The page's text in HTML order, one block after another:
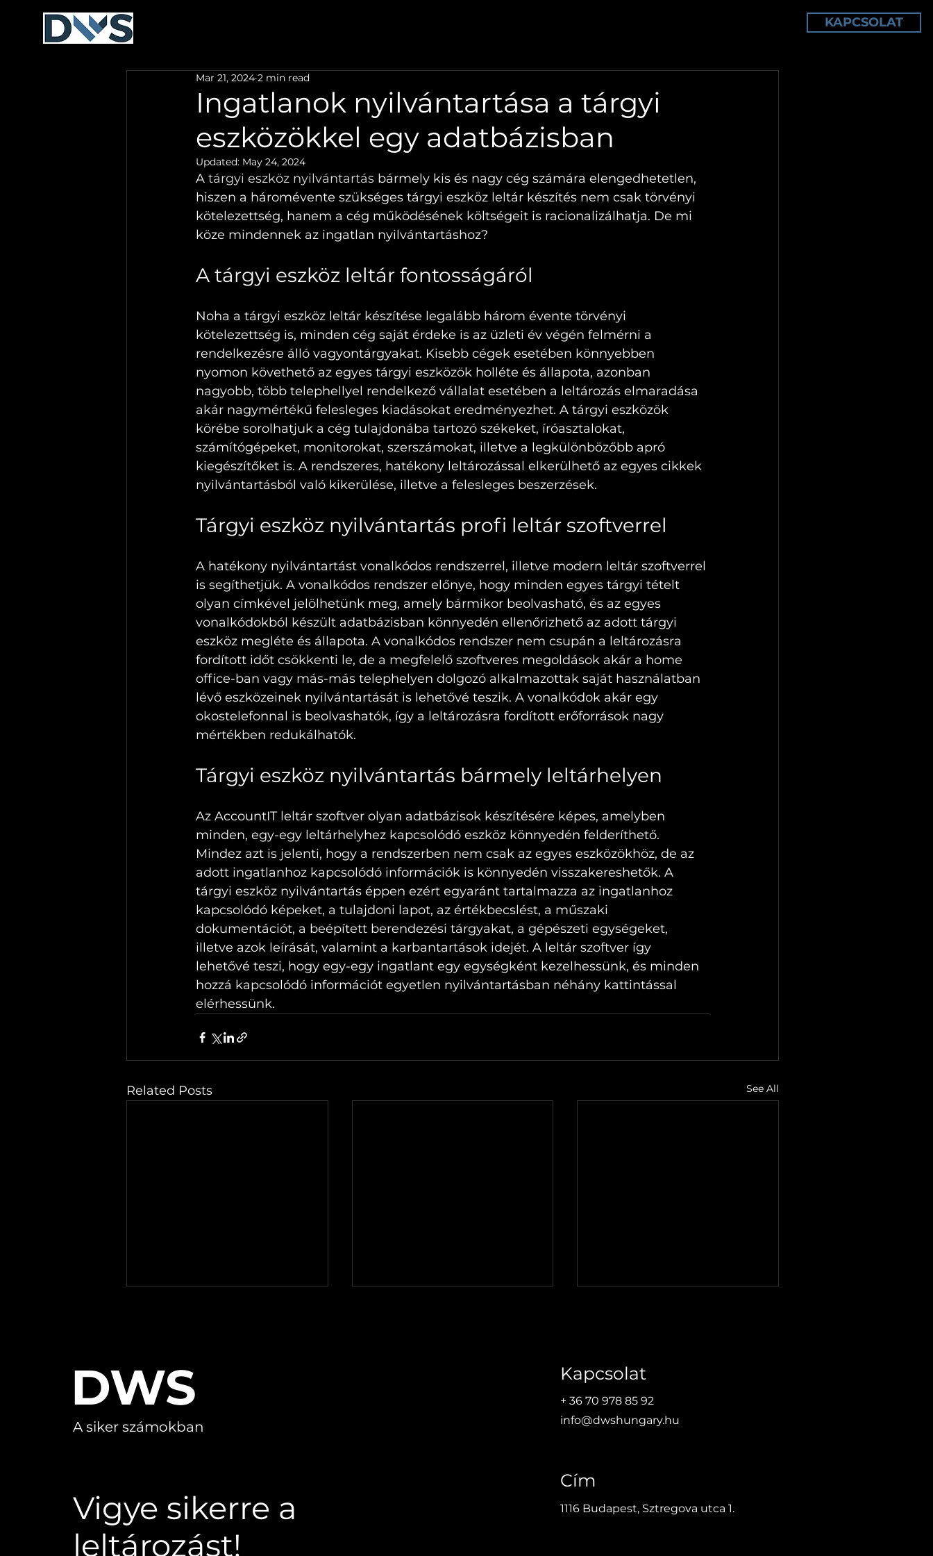
KAPCSOLAT
Ingatlanok nyilvántartása a tárgyi
eszközökkel egy adatbázisban
Mar 21, 2024 2 min read
Updated: May 24, 2024
A tárgyi eszköz nyilvántartás bármely kis és nagy cég számára elengedhetetlen,
hiszen a háromévente szükséges tárgyi eszköz leltár készítés nem csak törvényi
kötelezettség, hanem a cég működésének költségeit is racionalizálhatja. De mi
köze mindennek az ingatlan nyilvántartáshoz?
A tárgyi eszköz leltár fontosságáról
Noha a tárgyi eszköz leltár készítése legalább három évente törvényi
kötelezettség is, minden cég saját érdeke is az üzleti év végén felmérni a
rendelkezésre álló vagyontárgyakat. Kisebb cégek esetében könnyebben
nyomon követhető az egyes tárgyi eszközök holléte és állapota, azonban
nagyobb, több telephellyel rendelkező vállalat esetében a leltározás elmaradása
akár nagymértékű felesleges kiadásokat eredményezhet. A tárgyi eszközök
körébe sorolhatjuk a cég tulajdonába tartozó székeket, íróasztalokat,
számítógépeket, monitorokat, szerszámokat, illetve a legkülönbözőbb apró
kiegészítőket is. A rendszeres, hatékony leltározással elkerülhető az egyes cikkek
nyilvántartásból való kikerülése, illetve a felesleges beszerzések.
Tárgyi eszköz nyilvántartás profi leltár szoftverrel
A hatékony nyilvántartást vonalkódos rendszerrel, illetve modern leltár szoftverrel
is segíthetjük. A vonalkódos rendszer előnye, hogy minden egyes tárgyi tételt
olyan címkével jelölhetünk meg, amely bármikor beolvasható, és az egyes
vonalkódokból készült adatbázisban könnyedén ellenőrizhető az adott tárgyi
eszköz megléte és állapota. A vonalkódos rendszer nem csupán a leltározásra
fordított időt csökkenti le, de a megfelelő szoftveres megoldások akár a home
office-ban vagy más-más telephelyen dolgozó alkalmazottak saját használatban
lévő eszközeinek nyilvántartását is lehetővé teszik. A vonalkódok akár egy
okostelefonnal is beolvashatók, így a leltározásra fordított erőforrások nagy
mértékben redukálhatók.
Tárgyi eszköz nyilvántartás bármely leltárhelyen
Az AccountIT leltár szoftver olyan adatbázisok készítésére képes, amelyben
minden, egy-egy leltárhelyhez kapcsolódó eszköz könnyedén felderíthető.
Mindez azt is jelenti, hogy a rendszerben nem csak az egyes eszközökhöz, de az
adott ingatlanhoz kapcsolódó információk is könnyedén visszakereshetők. A
tárgyi eszköz nyilvántartás éppen ezért egyaránt tartalmazza az ingatlanhoz
kapcsolódó képeket, a tulajdoni lapot, az értékbecslést, a műszaki
dokumentációt, a beépített berendezési tárgyakat, a gépészeti egységeket,
illetve azok leírását, valamint a karbantartások idejét. A leltár szoftver így
lehetővé teszi, hogy egy-egy ingatlant egy egységként kezelhessünk, és minden
hozzá kapcsolódó információt egyetlen nyilvántartásban néhány kattintással
elérhessünk.
Related Posts See All
Leltár Program
Tárgyi eszköz
DWS
A siker számokban
Vigye sikerre a
leltározást!
Kapcsolat
+ 36 70 978 85 92
info@dwshungary.hu
Cím
1116 Budapest, Sztregova utca 1.